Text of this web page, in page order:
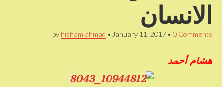
الانسان
by hisham ahmad • January 11, 2017 • 0 Comments
هشام أحمد